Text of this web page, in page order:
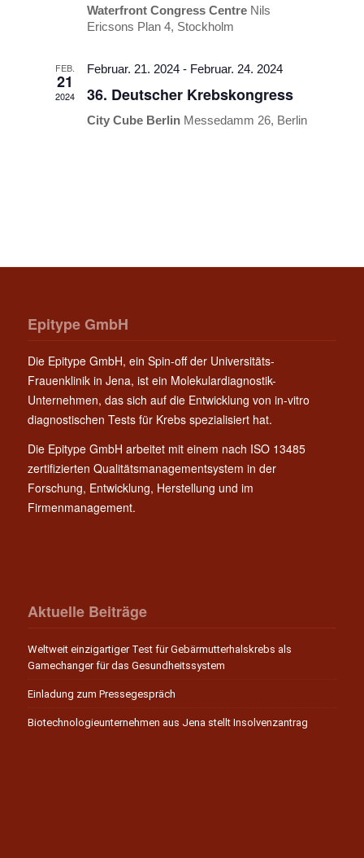
Waterfront Congress Centre Nils
Ericsons Plan 4, Stockholm
FEB.
21
2024
Februar. 21. 2024 - Februar. 24. 2024
36. Deutscher Krebskongress
City Cube Berlin Messedamm 26, Berlin
Epitype GmbH
Die Epitype GmbH, ein Spin-off der Universitäts-
Frauenklinik in Jena, ist ein Molekulardiagnostik-
Unternehmen, das sich auf die Entwicklung von in-vitro
diagnostischen Tests für Krebs spezialisiert hat.
Die Epitype GmbH arbeitet mit einem nach ISO 13485
zertifizierten Qualitätsmanagementsystem in der
Forschung, Entwicklung, Herstellung und im
Firmenmanagement.
Aktuelle Beiträge
Weltweit einzigartiger Test für Gebärmutterhalskrebs als
Gamechanger für das Gesundheitssystem
Einladung zum Pressegespräch
Biotechnologieunternehmen aus Jena stellt Insolvenzantrag